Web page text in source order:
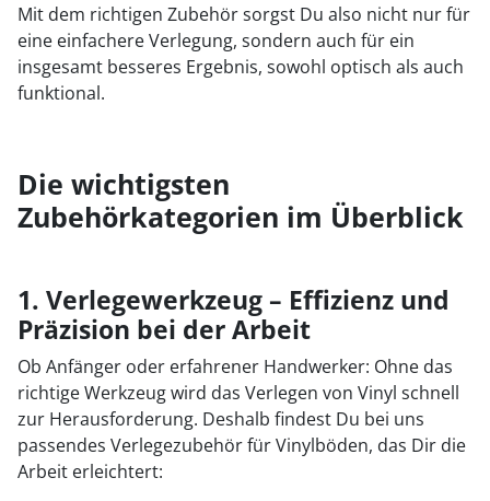
Mit dem richtigen Zubehör sorgst Du also nicht nur für
eine einfachere Verlegung, sondern auch für ein
insgesamt besseres Ergebnis, sowohl optisch als auch
funktional.
Die wichtigsten
Zubehörkategorien im Überblick
1. Verlegewerkzeug – Effizienz und
Präzision bei der Arbeit
Ob Anfänger oder erfahrener Handwerker: Ohne das
richtige Werkzeug wird das Verlegen von Vinyl schnell
zur Herausforderung. Deshalb findest Du bei uns
passendes Verlegezubehör für Vinylböden, das Dir die
Arbeit erleichtert: